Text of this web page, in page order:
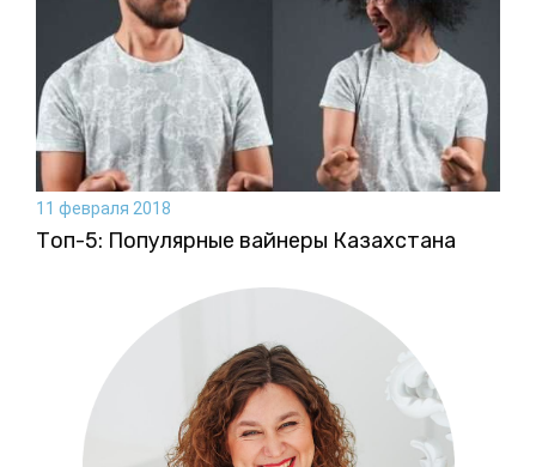
11 февраля 2018
Топ-5: Популярные вайнеры Казахстана